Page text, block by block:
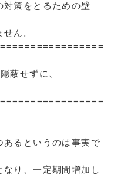
対策をとるための壁
ん。
蔽せずに、
るというのは事実で
り、一定期間増加し